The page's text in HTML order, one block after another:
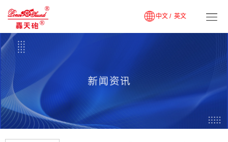
英文
中文 /